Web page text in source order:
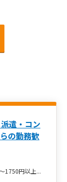
遣・コン
の勤務歓
1750円以上...